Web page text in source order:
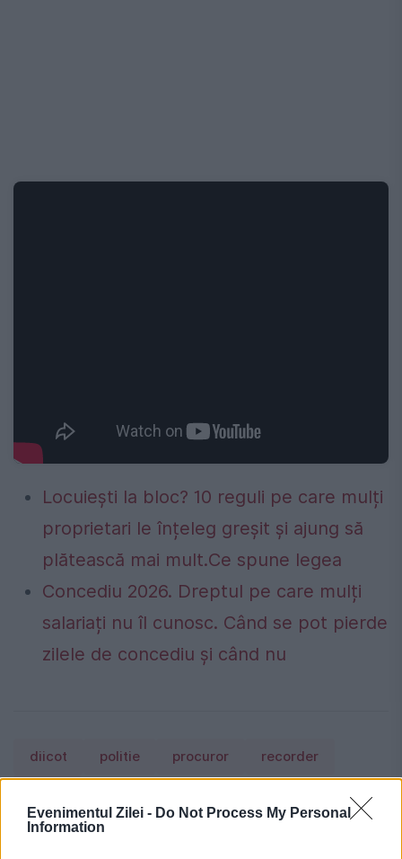
Evenimentul Zilei - Do Not Process My Personal
Information
Locuiești la bloc? 10 reguli pe care mulți
proprietari le înțeleg greșit și ajung să
plătească mai mult.Ce spune legea
Concediu 2026. Dreptul pe care mulți
salariați nu îl cunosc. Când se pot pierde
zilele de concediu și când nu
diicot politie procuror recorder